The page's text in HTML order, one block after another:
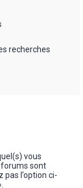
recherches
vous
sont
l’option ci-